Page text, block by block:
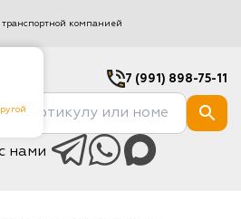
транспортной компанией
7 (991) 898-75-11
нами